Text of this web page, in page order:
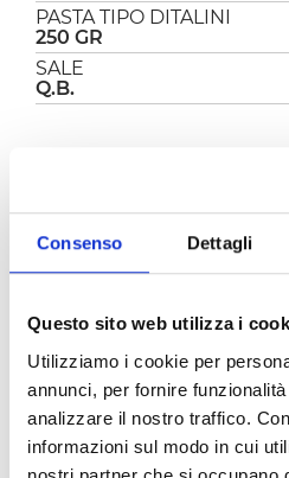
Consenso Dettagli
Questo sito web utilizza i
Utilizziamo i cookie per
annunci, per fornire
analizzare il nostro traffico.
informazioni sul modo in cui
PASTA TIPO DITALINI
250 GR
SALE
Q.B.
tritare 5 Sec.Vel.6,
boccale con l'aiuto della
Aggiungere laPolpa fine
e cuocere 10 Min.100°Vel.2.
Trascorso questo tempo,
dado e portare ad
100°Vel.2.
Dopodiché aggiungere i